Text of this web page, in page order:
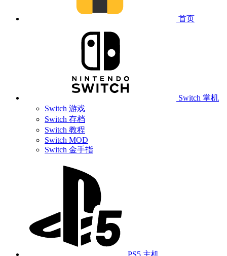
首页
Switch 掌机
Switch 游戏
Switch 存档
Switch 教程
Switch MOD
Switch 金手指